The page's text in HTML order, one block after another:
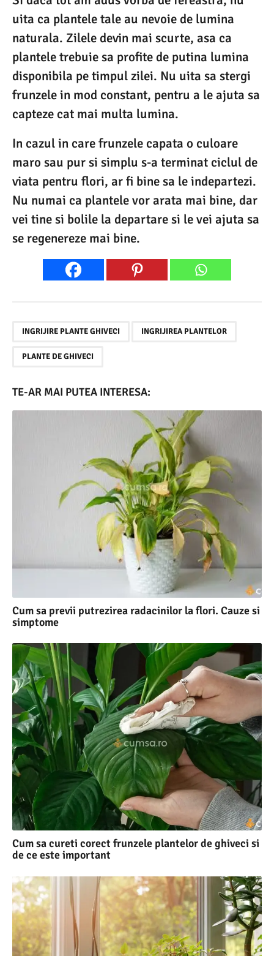
uita ca plantele tale au nevoie de lumina
naturala. Zilele devin mai scurte, asa ca
plantele trebuie sa profite de putina lumina
disponibila pe timpul zilei. Nu uita sa stergi
frunzele in mod constant, pentru a le ajuta sa
capteze cat mai multa lumina.
In cazul in care frunzele capata o culoare
maro sau pur si simplu s-a terminat ciclul de
viata pentru flori, ar fi bine sa le indepartezi.
Nu numai ca plantele vor arata mai bine, dar
vei tine si bolile la departare si le vei ajuta sa
se regenereze mai bine.
INGRIJIRE PLANTE GHIVECI INGRIJIREA PLANTELOR
PLANTE DE GHIVECI
TE-AR MAI PUTEA INTERESA:
Cum sa previi putrezirea radacinilor la flori. Cauze si
simptome
Cum sa cureti corect frunzele plantelor de ghiveci si
de ce este important